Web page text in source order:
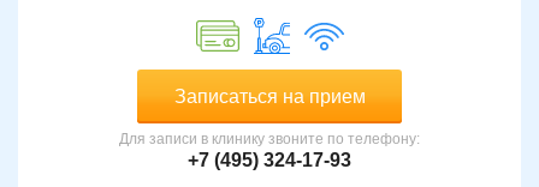
Записаться на прием
Для записи в клинику звоните по телефону:
+7 (495) 324-17-93